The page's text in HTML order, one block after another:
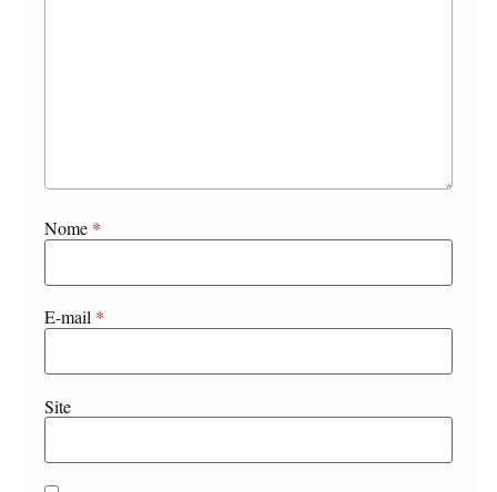
Nome *
E-mail *
Site